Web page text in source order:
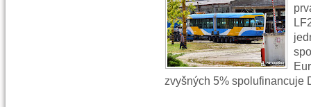
zvyšných 5% spolufinancuje